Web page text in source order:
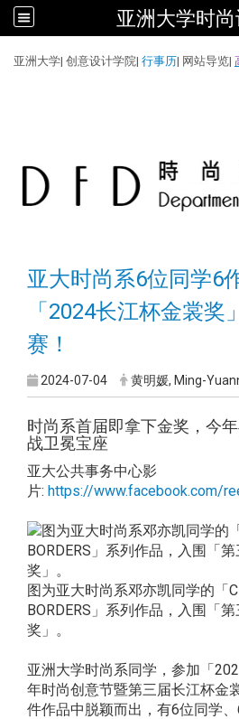
亚洲大学时
亚洲大学| 创意设计学院| 行事历| 网站导览|
亚大时尚系6位同学6
「2024长江杯金裳奖
赛！
2024-07-04 黄明媛, Ming-
时尚系首届即拿下金奖，今
战卫冕宝座
亚大公共事务中心影
片: https://www.facebook.com/
图为亚大时尚系邓亦凯同学的「
BORDERS」系列作品，入围「
奖」。
亚洲大学时尚系同学，参加「
年时尚创意节暨第三届长江杯金
件作品中脱颖而出，有6位同学